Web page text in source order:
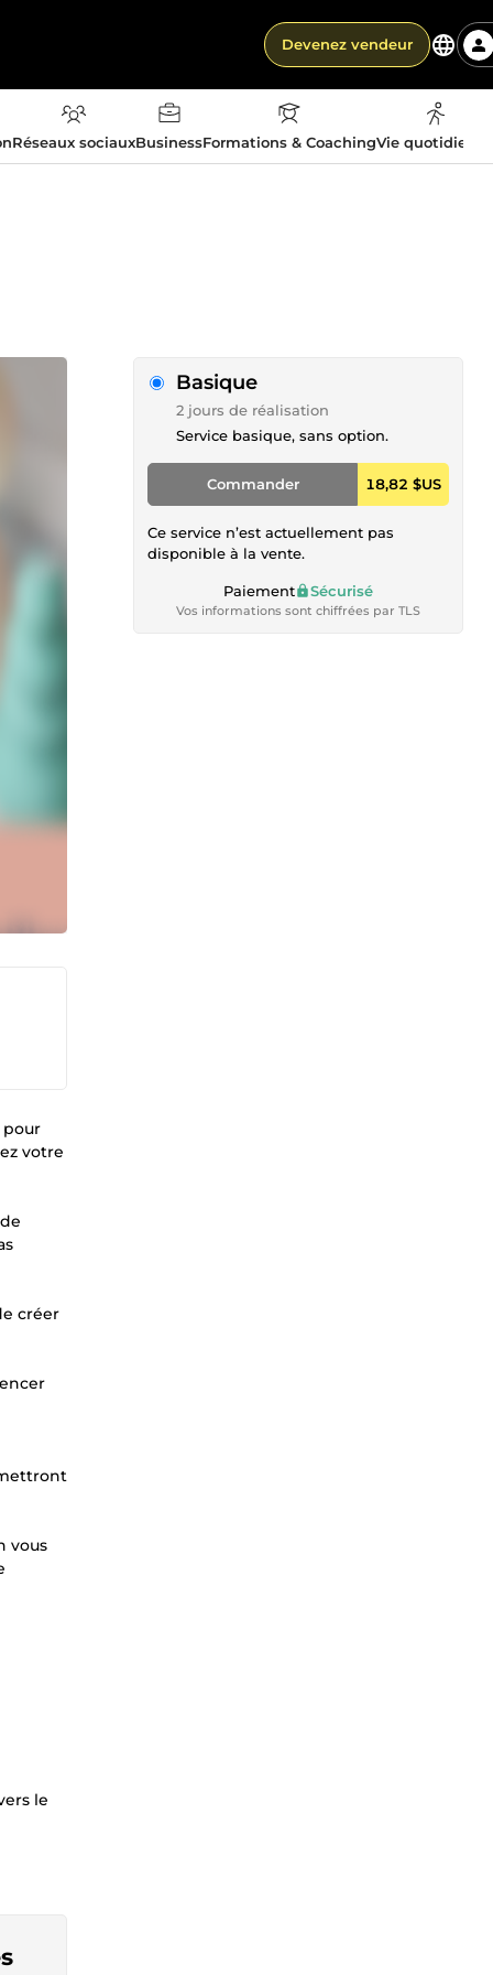
Devenez vendeur
Réseaux sociauxBusinessFormations & CoachingVie
pour
votre
créer
vous
le
Basique
2 jours de réalisation
Service basique, sans option.
Commander 18,82 $US
Ce service n’est actuellement pas
disponible à la vente.
Paiement Sécurisé
Vos informations sont chiffrées par TLS